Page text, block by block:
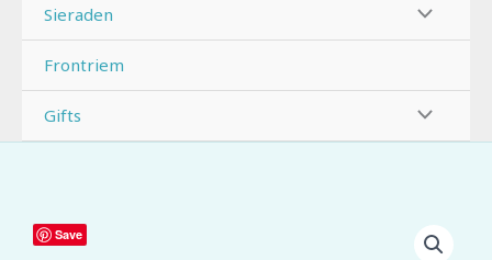
Sieraden
Frontriem
Gifts
Save
Goo-
eez